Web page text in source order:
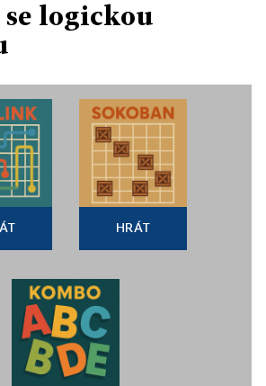
logickou
HRÁT